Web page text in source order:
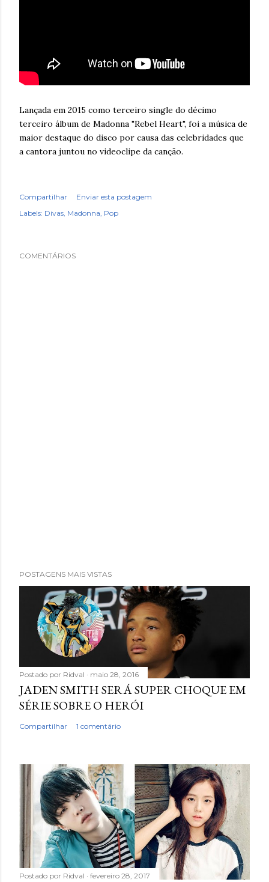
Lançada em 2015 como terceiro single do décimo
terceiro álbum de Madonna "Rebel Heart", foi a música de
maior destaque do disco por causa das celebridades que
a cantora juntou no videoclipe da canção.
Compartilhar
Enviar esta postagem
Labels: Divas Madonna Pop
COMENTÁRIOS
POSTAGENS MAIS VISTAS
Postado por Ridval maio 28, 2016
JADEN SMITH SERÁ SUPER CHOQUE EM
SÉRIE SOBRE O HERÓI
Compartilhar 1 comentário
Postado por Ridval fevereiro 28, 2017